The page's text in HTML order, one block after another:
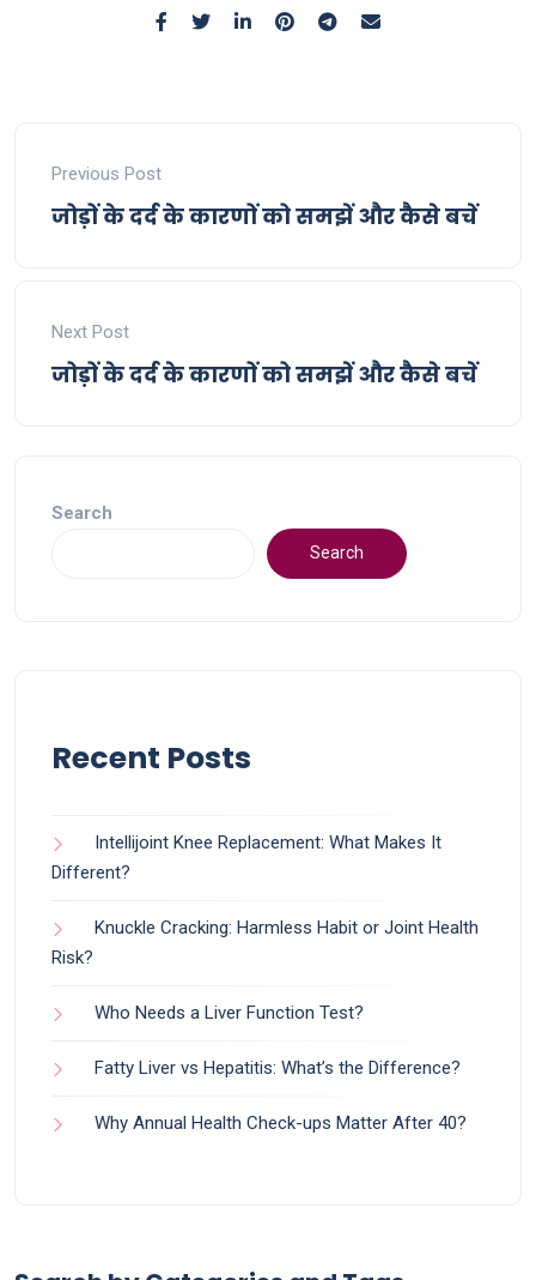
Previous Post
जोड़ों के दर्द के कारणों को समझें और कैसे बचें
Next Post
जोड़ों के दर्द के कारणों को समझें और कैसे बचें
Search
Search
Recent Posts
Intellijoint Knee Replacement: What Makes It
Different?
Knuckle Cracking: Harmless Habit or Joint Health
Risk?
Who Needs a Liver Function Test?
Fatty Liver vs Hepatitis: What’s the Difference?
Why Annual Health Check-ups Matter After 40?